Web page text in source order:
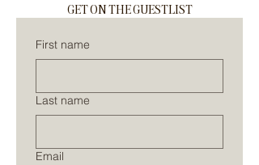
GET ON THE GUESTLIST
First name
Last name
Email